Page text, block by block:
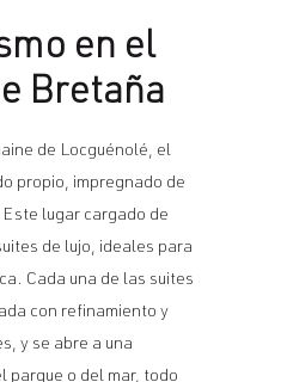
en el
Bretaña
de Locguénolé, el
propio, impregnado de
lugar cargado de
de lujo, ideales para
Cada una de las suites
con refinamiento y
y se abre a una
parque o del mar, todo